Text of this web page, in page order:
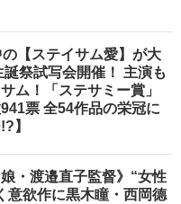
の【ステイサム愛】が大
祭試写会開催！ 主演も
ム！「ステサミー賞」
票 全54作品の栄冠に
】
娘・渡邉直子監督》“女性
意欲作に黒木瞳・西岡德